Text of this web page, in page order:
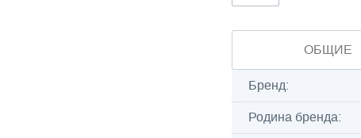
ОБЩИЕ
Бренд:
Родина бренда: